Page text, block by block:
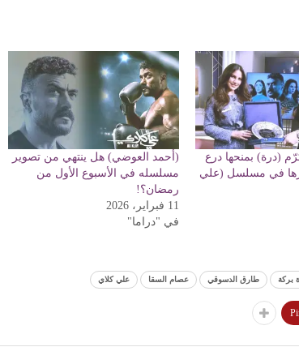
(درة) بمنحها درع
في مسلسل (علي
(أحمد العوضي) هل ينتهي من تصوير
مسلسله في الأسبوع الأول من
رمضان؟!
11 فبراير، 2026
في "دراما"
بركة طارق الدسوقي عصام السقا علي كلاي